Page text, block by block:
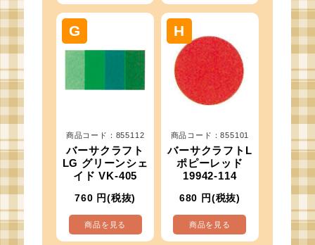
商品コード：855112
バーサクラフト
LG グリーンシェ
イド VK-405
760 円(税抜)
商品を見る
商品コード：855101
バーサクラフトL
ポピーレッド
19942-114
680 円(税抜)
商品を見る